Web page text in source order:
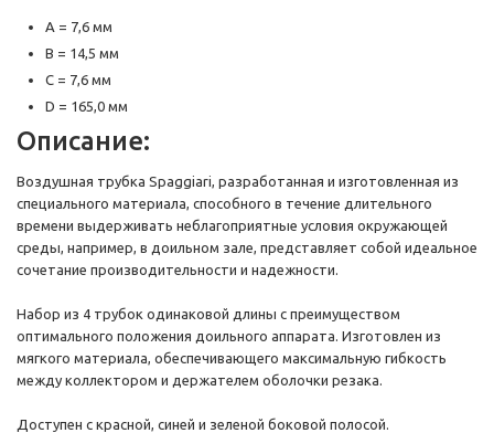
A = 7,6 мм
B = 14,5 мм
C = 7,6 мм
D = 165,0 мм
Описание:
Воздушная трубка Spaggiari, разработанная и изготовленная из
специального материала, способного в течение длительного
времени выдерживать неблагоприятные условия окружающей
среды, например, в доильном зале, представляет собой идеальное
сочетание производительности и надежности.
Набор из 4 трубок одинаковой длины с преимуществом
оптимального положения доильного аппарата. Изготовлен из
мягкого материала, обеспечивающего максимальную гибкость
между коллектором и держателем оболочки резака.
Доступен с красной, синей и зеленой боковой полосой.